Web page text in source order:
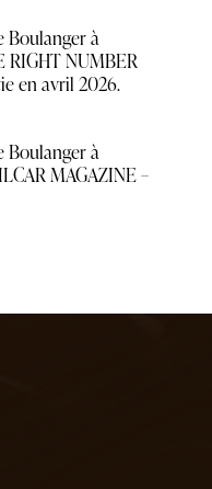
Boulanger à
RIGHT NUMBER
en avril 2026.
Boulanger à
MAGAZINE –